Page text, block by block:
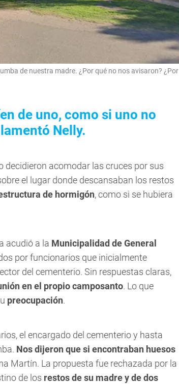
de nuestra madre. ¿Por qué no nos avisaron? ¿Por
de uno, como si uno no
Nelly.
decidieron acomodar las cruces por sus
el lugar donde descansaban los restos
de hormigón, como si se hubiera
acudió a la Municipalidad de General
por funcionarios que inicialmente
del cementerio. Sin respuestas claras,
en el propio camposanto. Lo que
preocupación.
el encargado del cementerio y hasta
Nos dijeron que si encontraban huesos
Martín. La propuesta fue rechazada por la
de los restos de su madre y de dos